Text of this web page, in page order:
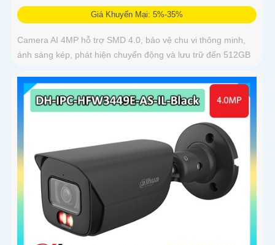
Giá Khuyến Mại: 5%-35%
Camera AI 4MP hỗ trợ SMD 4.0, bảo vệ chu vi thông minh,
ánh sáng kép, phát hiện chuyển động và lưu trữ đến 512GB